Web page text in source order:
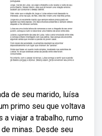
de seu marido, luísa
primo seu que voltava
viajar a trabalho, rumo
minas. Desde seu